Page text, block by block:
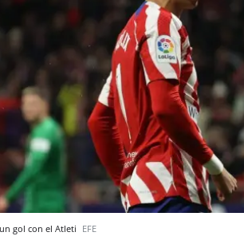
gol con el Atleti EFE